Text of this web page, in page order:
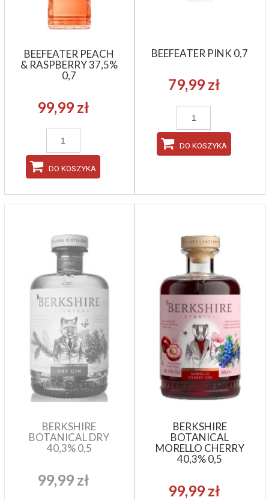
BEEFEATER PEACH
& RASPBERRY 37,5%
0,7
99,99 zł
DO KOSZYKA
BEEFEATER PINK 0,7
79,99 zł
DO KOSZYKA
BERKSHIRE
BOTANICAL DRY
40,3% 0,5
99,99 zł
BERKSHIRE
BOTANICAL
MORELLO CHERRY
40,3% 0,5
99,99 zł